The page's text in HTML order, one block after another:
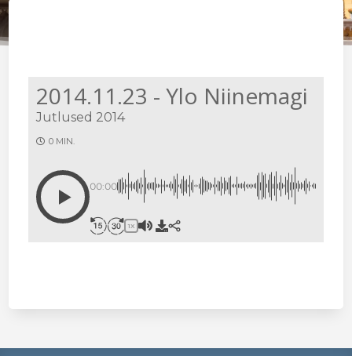
2014.11.23 - Ylo Niinemagi
Jutlused 2014
0 MIN.
00:00
1X